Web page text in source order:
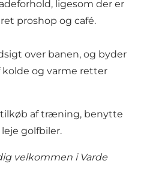
ligesom der er
proshop og café.
over banen, og byder
og varme retter
af træning, benytte
golfbiler.
velkommen i Varde